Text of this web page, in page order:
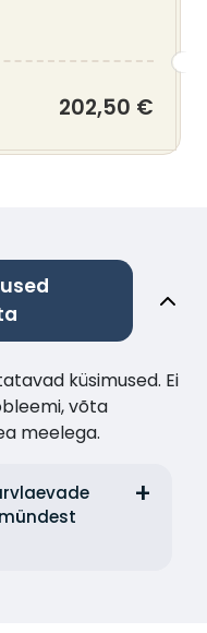
202,50 €
küsimused. Ei
võta
meelega.